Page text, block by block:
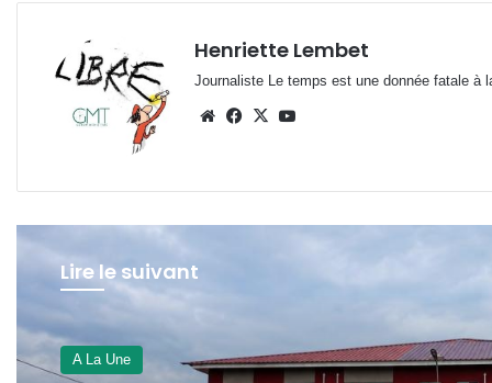
Henriette Lembet
Journaliste Le temps est une donnée fatale à
WebsiteFacebook
X
Lire le suivant
A La Une